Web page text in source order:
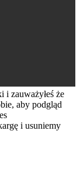
i zauważyłeś że
aby podgląd
i usuniemy